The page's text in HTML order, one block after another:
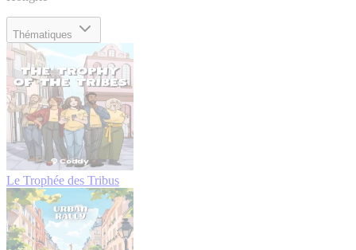
Thématiques
Le Trophée des Tribus